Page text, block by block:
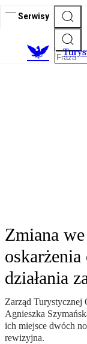
Serwisy
T
Zmiana
działania
Zarząd
Agnieszka
ich miejsce dwóch
rewizyjna.